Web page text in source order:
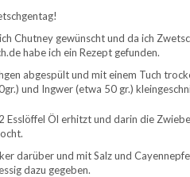
Chutney gewünscht und da ich
habe ich ein Rezept gefunden.
abgespült und mit einem Tuch
und Ingwer (etwa 50 gr.)
Esslöffel Öl erhitzt und darin die
darüber und mit Salz und
dazu gegeben.